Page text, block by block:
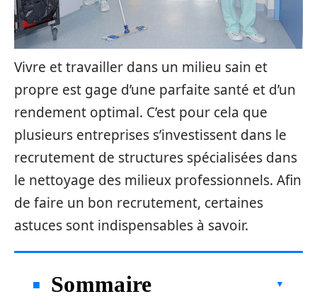
Vivre et travailler dans un milieu sain et
propre est gage d’une parfaite santé et d’un
rendement optimal. C’est pour cela que
plusieurs entreprises s’investissent dans le
recrutement de structures spécialisées dans
le nettoyage des milieux professionnels. Afin
de faire un bon recrutement, certaines
astuces sont indispensables à savoir.
Sommaire